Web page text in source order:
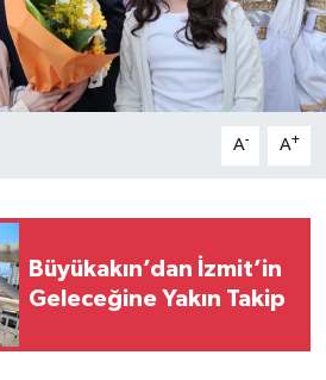
A- A+
Büyükakın’dan İzmit’in
Geleceğine Yakın Takip